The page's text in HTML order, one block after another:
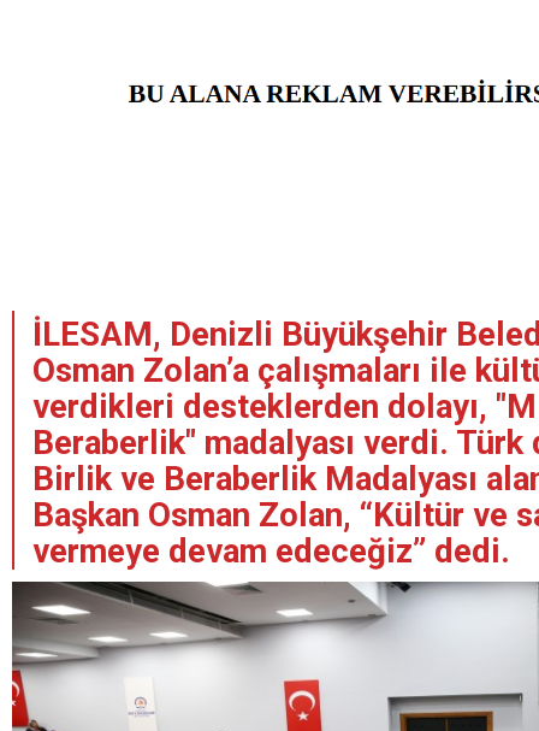
İLESAM, Denizli Büyükşehir
Osman Zolan’a çalışmaları ile
verdikleri desteklerden dolayı,
Beraberlik" madalyası verdi. Türk
Birlik ve Beraberlik Madalyası
Başkan Osman Zolan, “Kültür ve
vermeye devam edeceğiz” dedi.